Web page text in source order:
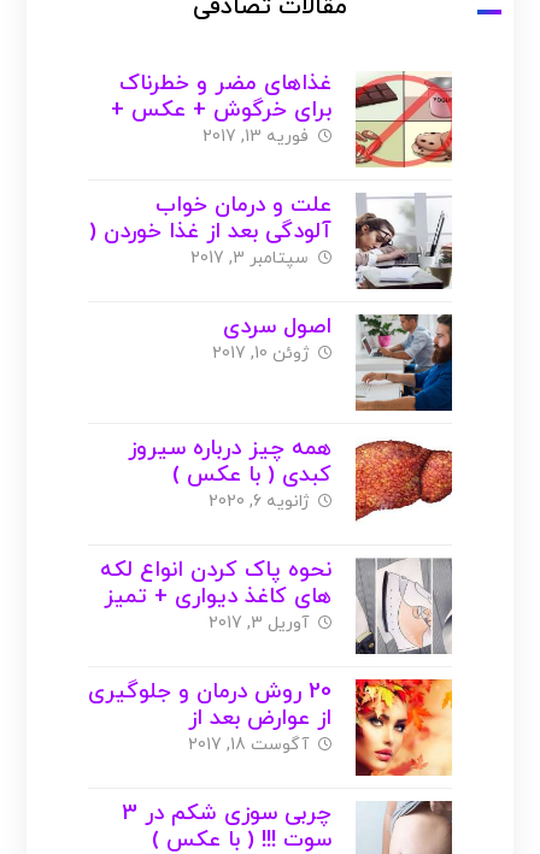
مقالات تصادفی
غذاهای مضر و خطرناک
برای خرگوش + عکس +
ویدیو
فوریه 13, 2017
علت و درمان خواب
آلودگی بعد از غذا خوردن (
با عکس )
سپتامبر 3, 2017
اصول سردی
ژوئن 10, 2017
همه چیز درباره سیروز
کبدی ( با عکس )
ژانویه 6, 2020
نحوه پاک کردن انواع لکه
های کاغذ دیواری + تمیز
کردن ( با عکس )
آوریل 3, 2017
20 روش درمان و جلوگیری
از عوارض بعد از
اپیلاسیون ( با عکس )
آگوست 18, 2017
چربی سوزی شکم در 3
سوت !!! ( با عکس )